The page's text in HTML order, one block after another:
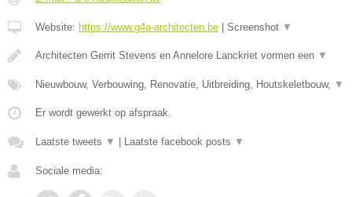
Website: https://www.g4a-architecten.be Screenshot ▼
Architecten Gerrit Stevens en Annelore Lanckriet vormen een ▼
Nieuwbouw, Verbouwing, Renovatie, Uitbreiding, Houtskeletbouw, ▼
Er wordt gewerkt op afspraak.
Laatste tweets ▼ Laatste facebook posts ▼
Sociale media: